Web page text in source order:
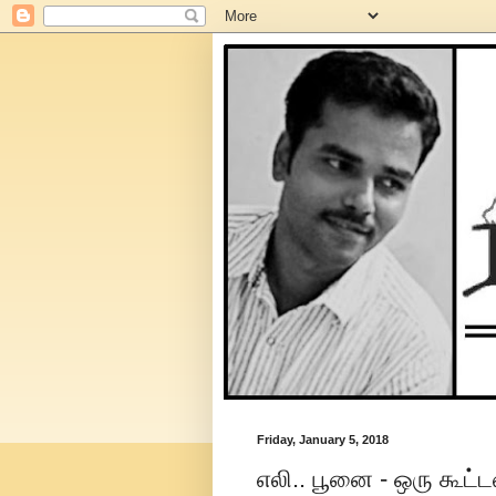
Friday, January 5, 2018
எலி.. பூனை - ஒரு